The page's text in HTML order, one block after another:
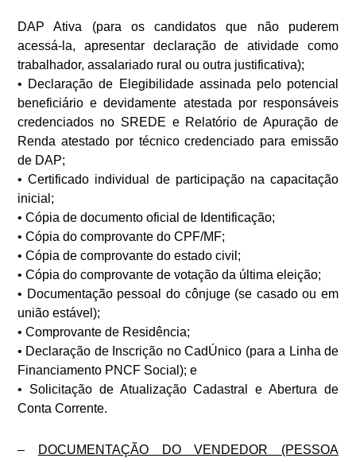
DAP Ativa (para os candidatos que não puderem
acessá-la, apresentar declaração de atividade como
trabalhador, assalariado rural ou outra justificativa);
• Declaração de Elegibilidade assinada pelo potencial
beneficiário e devidamente atestada por responsáveis
credenciados no SREDE e Relatório de Apuração de
Renda atestado por técnico credenciado para emissão
de DAP;
• Certificado individual de participação na capacitação
inicial;
• Cópia de documento oficial de Identificação;
• Cópia do comprovante do CPF/MF;
• Cópia de comprovante do estado civil;
• Cópia do comprovante de votação da última eleição;
• Documentação pessoal do cônjuge (se casado ou em
união estável);
• Comprovante de Residência;
• Declaração de Inscrição no CadÚnico (para a Linha de
Financiamento PNCF Social); e
• Solicitação de Atualização Cadastral e Abertura de
Conta Corrente.
– DOCUMENTAÇÃO DO VENDEDOR (PESSOA